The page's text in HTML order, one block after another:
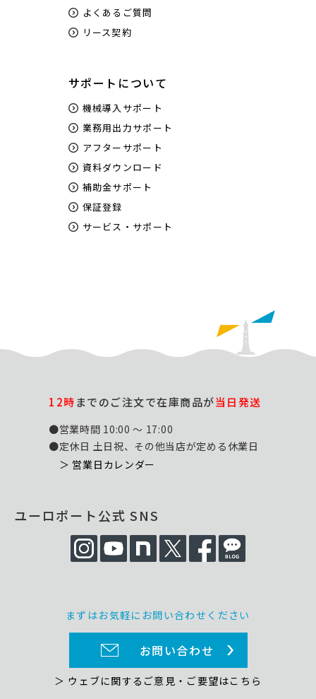
よくあるご質問
リース契約
サポートについて
機械導入サポート
業務用出力サポート
アフターサポート
資料ダウンロード
補助金サポート
保証登録
サービス・サポート
12時までのご注文で在庫商品が当日発送
●営業時間 10:00 ～ 17:00
●定休日 土日祝、その他当店が定める休業日
＞ 営業日カレンダー
ユーロポート公式 SNS
まずはお気軽にお問い合わせください
お問い合わせ
＞ ウェブに関するご意見・ご要望はこちら